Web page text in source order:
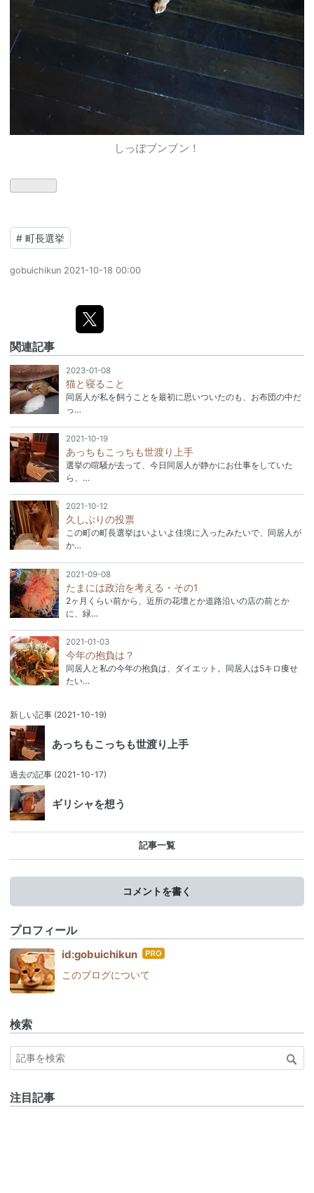
しっぽブンブン！
# 町長選挙
gobuichikun 2021-10-18 00:00
関連記事
2023-01-08
猫と寝ること
同居人が私を飼うことを最初に思いついたのも、お布団の中だ
っ…
2021-10-19
あっちもこっちも世渡り上手
選挙の喧騒が去って、今日同居人が静かにお仕事をしていた
ら、…
2021-10-12
久しぶりの投票
この町の町長選挙はいよいよ佳境に入ったみたいで、同居人が
か…
2021-09-08
たまには政治を考える・その1
2ヶ月くらい前から、近所の花壇とか道路沿いの店の前とか
に、緑…
2021-01-03
今年の抱負は？
同居人と私の今年の抱負は、ダイエット。同居人は5キロ痩せ
たい…
新しい記事 (2021-10-19)
あっちもこっちも世渡り上手
過去の記事 (2021-10-17)
ギリシャを想う
記事一覧
コメントを書く
プロフィール
id:gobuichikun はて
ログ
このブログについて
検索
注目記事